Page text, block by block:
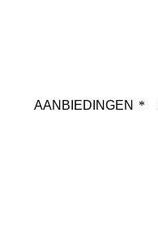
AANBIEDINGEN